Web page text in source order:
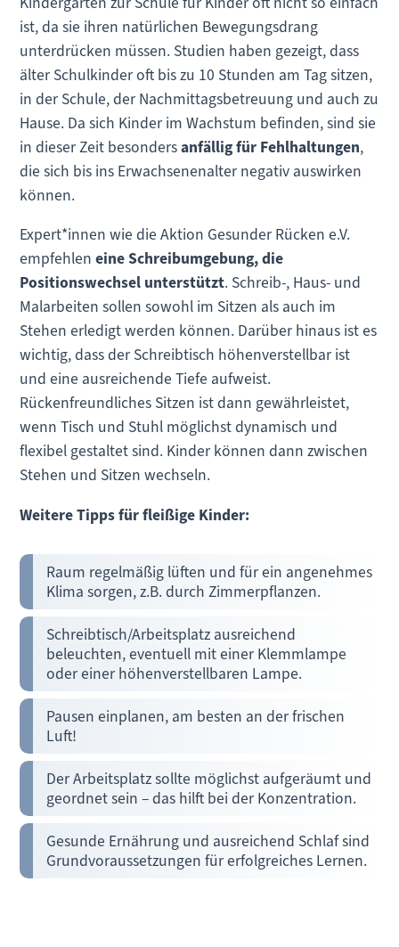
ist, da sie ihren natürlichen Bewegungsdrang
unterdrücken müssen. Studien haben gezeigt, dass
älter Schulkinder oft bis zu 10 Stunden am Tag sitzen,
in der Schule, der Nachmittagsbetreuung und auch zu
Hause. Da sich Kinder im Wachstum befinden, sind sie
in dieser Zeit besondersanfällig für Fehlhaltungen,
die sich bis ins Erwachsenenalter negativ auswirken
können.
Expert*innen wie die Aktion Gesunder Rücken e.V.
empfehleneine Schreibumgebung, die
Positionswechsel unterstützt. Schreib-, Haus- und
Malarbeiten sollen sowohl im Sitzen als auch im
Stehen erledigt werden können. Darüber hinaus ist es
wichtig, dass der Schreibtisch höhenverstellbar ist
und eine ausreichende Tiefe aufweist.
Rückenfreundliches Sitzen ist dann gewährleistet,
wenn Tisch und Stuhl möglichst dynamisch und
flexibel gestaltet sind. Kinder können dann zwischen
Stehen und Sitzen wechseln.
Weitere Tipps für fleißige Kinder:
Raum regelmäßig lüften und für ein angenehmes
Klima sorgen, z.B. durch Zimmerpflanzen.
Schreibtisch/Arbeitsplatz ausreichend
beleuchten, eventuell mit einer Klemmlampe
oder einer höhenverstellbaren Lampe.
Pausen einplanen, am besten an der frischen
Luft!
Der Arbeitsplatz sollte möglichst aufgeräumt und
geordnet sein – das hilft bei der Konzentration.
Gesunde Ernährung und ausreichend Schlaf sind
Grundvoraussetzungen für erfolgreiches Lernen.